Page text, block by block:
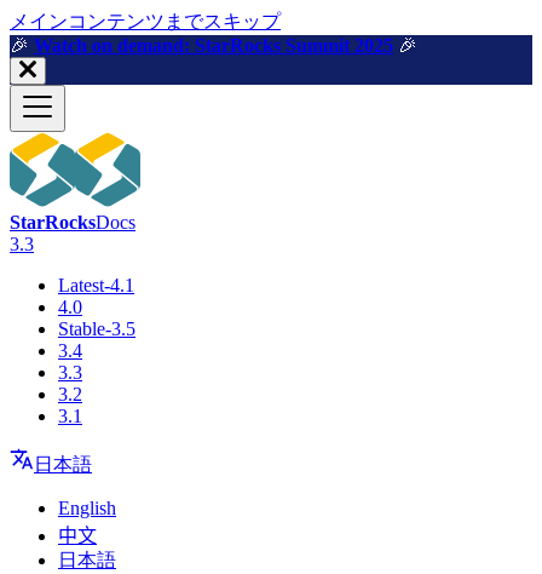
メインコンテンツまでスキップ
🎉️ Watch on demand: StarRocks Summit 2025 🎉️
StarRocksDocs
3.3
Latest-4.1
4.0
Stable-3.5
3.4
3.3
3.2
3.1
日本語
English
中文
日本語